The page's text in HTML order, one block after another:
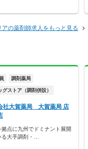
の薬剤師求人をもっと見る
調剤薬局
グストア（調剤併設）
社大賀薬局 大賀薬局 店
拠点に九州でドミナント展開
る大手調剤・…